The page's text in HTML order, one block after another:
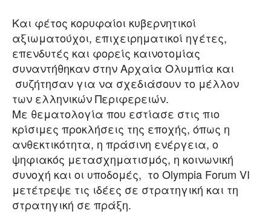
Και φέτος κορυφαίοι κυβερνητικοί
αξιωματούχοι, επιχειρηματικοί ηγέτες,
επενδυτές και φορείς καινοτομίας
συναντήθηκαν στην Αρχαία Ολυμπία και
συζήτησαν για να σχεδιάσουν το μέλλον
των ελληνικών Περιφερειών.
Με θεματολογία που εστίασε στις πιο
κρίσιμες προκλήσεις της εποχής, όπως η
ανθεκτικότητα, η πράσινη ενέργεια, ο
ψηφιακός μετασχηματισμός, η κοινωνική
συνοχή και οι υποδομές, το Olympia Forum VI
μετέτρεψε τις ιδέες σε στρατηγική και τη
στρατηγική σε πράξη.